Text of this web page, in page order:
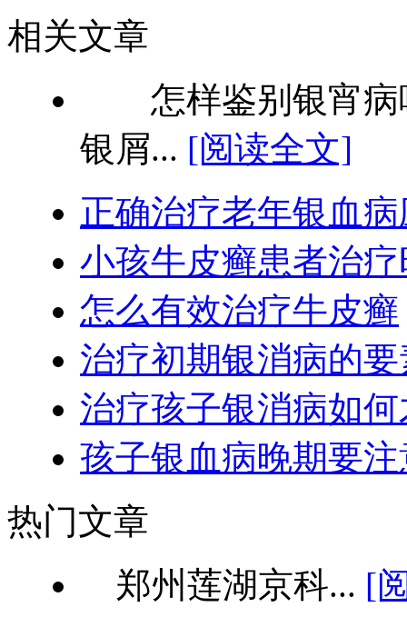
相关文章
怎样鉴别银宵病
银屑... [阅读全文]
正确治疗老年银血
小孩牛皮癣患者治
怎么有效治疗牛皮癣
治疗初期银消病的
治疗孩子银消病如
孩子银血病晚期要
热门文章
郑州莲湖京科... [